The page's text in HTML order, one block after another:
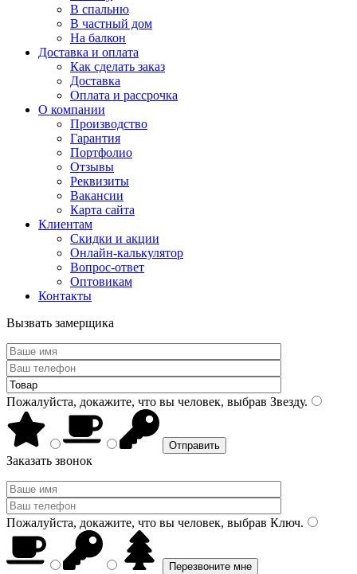
В спальню
В частный дом
На балкон
Доставка и оплата
Как сделать заказ
Доставка
Оплата и рассрочка
О компании
Производство
Гарантия
Портфолио
Отзывы
Реквизиты
Вакансии
Карта сайта
Клиентам
Скидки и акции
Онлайн-калькулятор
Вопрос-ответ
Оптовикам
Контакты
Вызвать замерщика
Пожалуйста, докажите, что вы человек, выбрав Звезду.
Заказать звонок
Пожалуйста, докажите, что вы человек, выбрав Ключ.